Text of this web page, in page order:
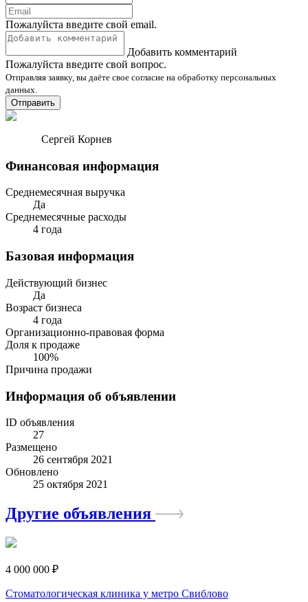
Пожалуйста введите свой email.
Добавить комментарий
Пожалуйста введите свой вопрос.
Отправляя заявку, вы даёте свое согласие на обработку персональных
данных.
Отправить
Сергей Корнев
Финансовая информация
Среднемесячная выручка
Да
Среднемесячные расходы
4 года
Базовая информация
Действующий бизнес
Да
Возраст бизнеса
4 года
Организационно-правовая форма
Доля к продаже
100%
Причина продажи
Информация об объявлении
ID объявления
27
Размещено
26 сентября 2021
Обновлено
25 октября 2021
Другие объявления
4 000 000 ₽
Стоматологическая клиника у метро Свиблово